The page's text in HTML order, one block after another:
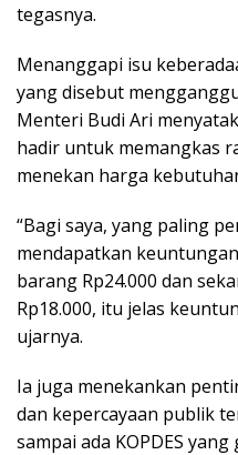
tegasnya.
Menanggapi isu
yang disebut
Menteri Budi Ari
hadir untuk memangkas
menekan harga
“Bagi saya, yang paling
mendapatkan
barang Rp24.000 dan
Rp18.000, itu jelas
ujarnya.
Ia juga menekankan
dan kepercayaan publik
sampai ada KOPDES